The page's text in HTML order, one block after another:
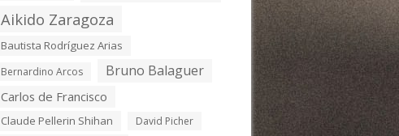
Aikido Zaragoza
Bautista Rodríguez Arias
Bernardino Arcos Bruno Balaguer
Carlos de Francisco
Claude Pellerin Shihan David Picher